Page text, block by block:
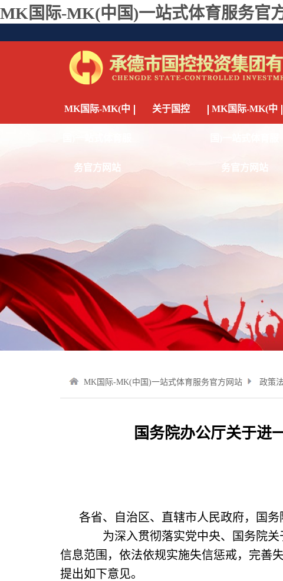
MK国际-MK(中国)一站式体育服务官
MK国际-MK(中
务官方网站
关于国控 MK国际-MK(中
务官方网站
MK国际-MK(中国)一站式体育服务官方网站 政策
国务院办公厅关于进
各省、自治区、直辖市人民政府，国务
为深入贯彻落实党中央、国务院关
信息范围，依法依规实施失信惩戒，完善
提出如下意见。